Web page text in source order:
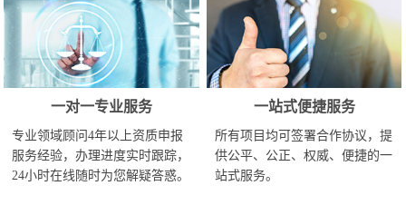
一对一专业服务
专业领域顾问4年以上资质申报
服务经验，办理进度实时跟踪，
24小时在线随时为您解疑答惑。
一站式便捷服务
所有项目均可签署合作协议，提
供公平、公正、权威、便捷的一
站式服务。